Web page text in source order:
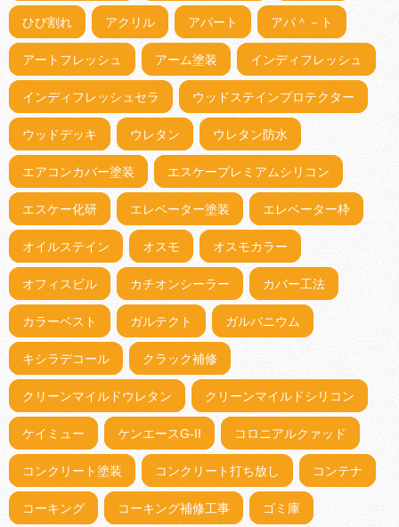
ひび割れ アクリル アパート アパ＾－ト
アートフレッシュ アーム塗装 インディフレッシュ
インディフレッシュセラ ウッドステインプロテクター
ウッドデッキ ウレタン ウレタン防水
エアコンカバー塗装 エスケープレミアムシリコン
エスケー化研 エレベーター塗装 エレベーター枠
オイルステイン オスモ オスモカラー
オフィスビル カチオンシーラー カバー工法
カラーベスト ガルテクト ガルバニウム
キシラデコール クラック補修
クリーンマイルドウレタン クリーンマイルドシリコン
ケイミュー ケンエースG-II コロニアルクァッド
コンクリート塗装 コンクリート打ち放し コンテナ
コーキング コーキング補修工事 ゴミ庫